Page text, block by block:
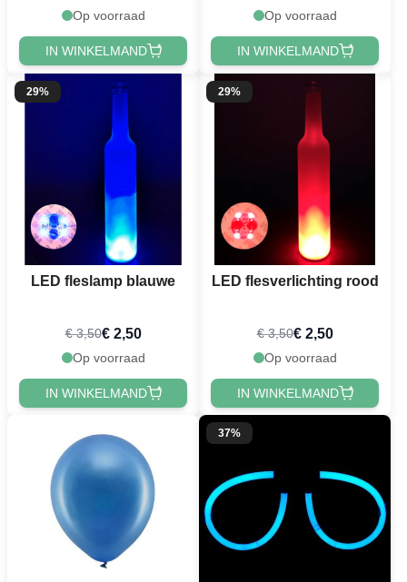
Op voorraad
IN WINKELMAND
Op voorraad
IN WINKELMAND
29%
LED fleslamp blauwe
€ 3,50€ 2,50
Op voorraad
IN WINKELMAND
29%
LED flesverlichting rood
€ 3,50€ 2,50
Op voorraad
IN WINKELMAND
37%